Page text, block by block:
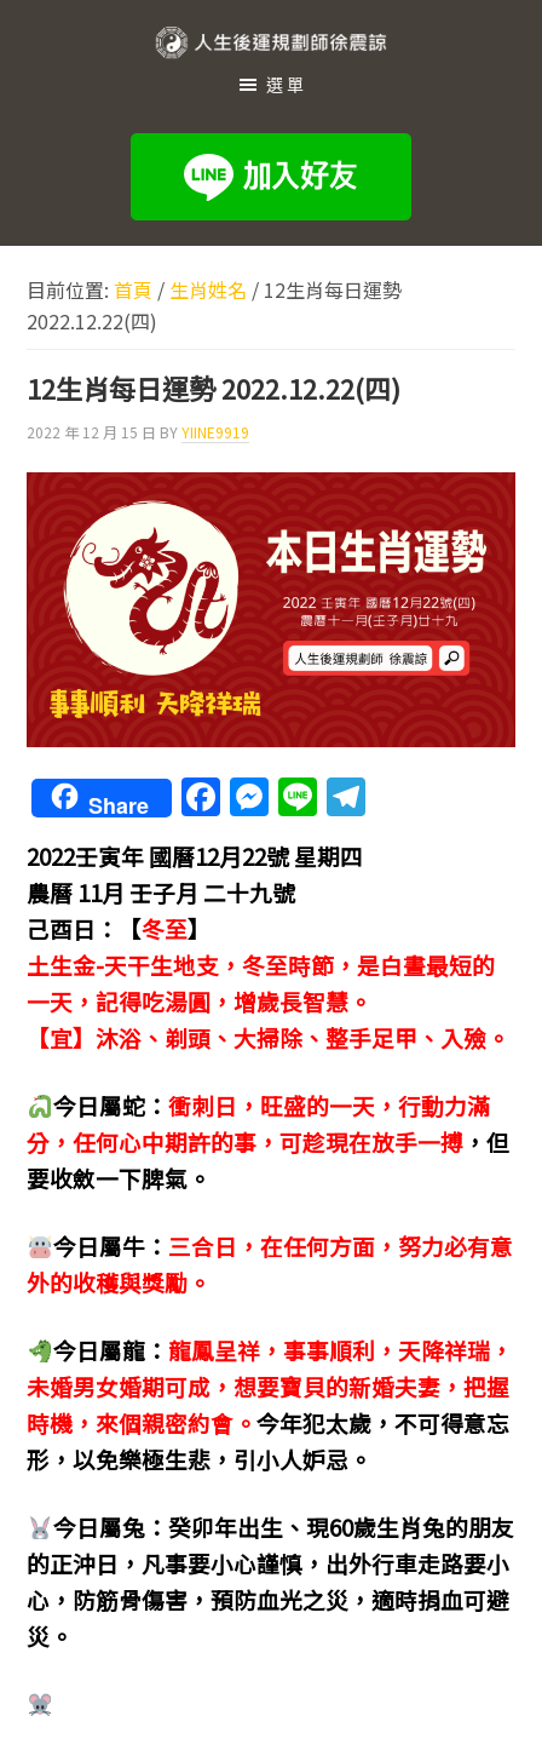
規
師
徐
震
諒
選單
目前位置:首頁 / 生肖姓名 / 12生肖每日運勢
2022.12.22(四)
12生肖每日運勢 2022.12.22(四)
2022 年 12 月 15 日 BYYIINE9919
Share F
a
c
e
b
o
o
k
M
e
ss
e
n
g
er
Li
n
e
a
m
2022壬寅年國曆12月22號 星期四
農曆 11月 壬子月 二十九號
己酉日：【冬至】
土生金-天干生地支，冬至時節，是白晝最短的
一天，記得吃湯圓，增歲長智慧。
【宜】沐浴、剃頭、大掃除、整手足甲、入殮。
今日屬蛇： 衝刺日，旺盛的一天，行動力滿
分，任何心中期許的事，可趁現在放手一搏 ，但
要收斂一下脾氣。
今日屬牛： 三合日，在任何方面，努力必有意
外的收穫與獎勵。
今日屬龍： 龍鳳呈祥，事事順利，天降祥瑞，
未婚男女婚期可成，想要寶貝的新婚夫妻，把握
時機，來個親密約會。今年犯太歲，不可得意忘
形，以免樂極生悲，引小人妒忌。
今日屬兔：癸卯年出生、現60歲生肖兔的朋友
的正沖日，凡事要小心謹慎，出外行車走路要小
心，防筋骨傷害，預防血光之災，適時捐血可避
災。